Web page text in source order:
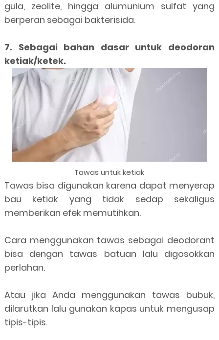
gula, zeolite, hingga alumunium sulfat yang
berperan sebagai bakterisida.
7. Sebagai bahan dasar untuk deodoran
ketiak/ketek.
Tawas untuk ketiak
Tawas bisa digunakan karena dapat menyerap
bau ketiak yang tidak sedap sekaligus
memberikan efek memutihkan.
Cara menggunakan tawas sebagai deodorant
bisa dengan tawas batuan lalu digosokkan
perlahan.
Atau jika Anda menggunakan tawas bubuk,
dilarutkan lalu gunakan kapas untuk mengusap
tipis-tipis.